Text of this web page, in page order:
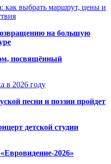
как выбрать маршрут, цены и
на большую
посвящённый
в 2026 году
песни и поэзии пройдет
детской студии
2026»